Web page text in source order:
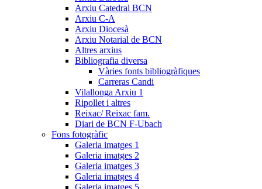
Arxiu Catedral BCN
Arxiu C-A
Arxiu Diocesà
Arxiu Notarial de BCN
Altres arxius
Bibliografia diversa
Vàries fonts bibliogràfiques
Carreras Candi
Vilallonga Arxiu 1
Ripollet i altres
Reixac/ Reixac fam.
Diari de BCN F-Ubach
Fons fotogràfic
Galeria imatges 1
Galeria imatges 2
Galeria imatges 3
Galeria imatges 4
Galeria imatges 5